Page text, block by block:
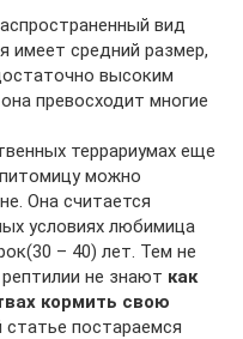
вид
имеет средний размер,
высоким
превосходит многие
террариумах еще
можно
Она считается
условиях любимица
– 40) лет. Тем не
не знают как
кормить свою
статье постараемся